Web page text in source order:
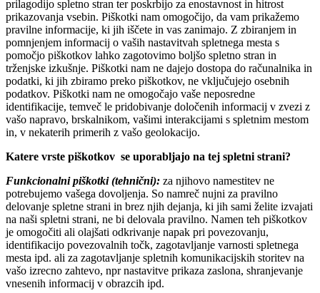
prilagodijo spletno stran ter poskrbijo za enostavnost in hitrost
prikazovanja vsebin. Piškotki nam omogočijo, da vam prikažemo
pravilne informacije, ki jih iščete in vas zanimajo. Z zbiranjem in
pomnjenjem informacij o vaših nastavitvah spletnega mesta s
pomočjo piškotkov lahko zagotovimo boljšo spletno stran in
trženjske izkušnje. Piškotki nam ne dajejo dostopa do računalnika in
podatki, ki jih zbiramo preko piškotkov, ne vključujejo osebnih
podatkov. Piškotki nam ne omogočajo vaše neposredne
identifikacije, temveč le pridobivanje določenih informacij v zvezi z
vašo napravo, brskalnikom, vašimi interakcijami s spletnim mestom
in, v nekaterih primerih z vašo geolokacijo.
Katere vrste piškotkov se uporabljajo na tej spletni strani?
Funkcionalni piškotki (tehnični): za njihovo namestitev ne
potrebujemo vašega dovoljenja. So namreč nujni za pravilno
delovanje spletne strani in brez njih dejanja, ki jih sami želite izvajati
na naši spletni strani, ne bi delovala pravilno. Namen teh piškotkov
je omogočiti ali olajšati odkrivanje napak pri povezovanju,
identifikacijo povezovalnih točk, zagotavljanje varnosti spletnega
mesta ipd. ali za zagotavljanje spletnih komunikacijskih storitev na
vašo izrecno zahtevo, npr nastavitve prikaza zaslona, shranjevanje
vnesenih informacij v obrazcih ipd.